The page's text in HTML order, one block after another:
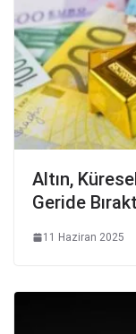
Altın,
Geride
11 Haziran 2025